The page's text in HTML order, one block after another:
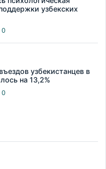
узбекских
0
узбекистанцев в
на 13,2%
0